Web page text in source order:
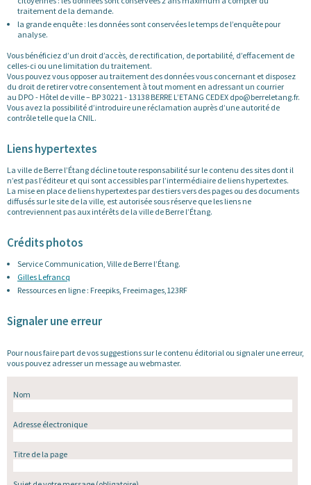
traitement de la demande.
la grande enquête : les données sont conservées le temps de l’enquête pour
analyse.
Vous bénéficiez d’un droit d’accès, de rectification, de portabilité, d’effacement de
celles-ci ou une limitation du traitement.
Vous pouvez vous opposer au traitement des données vous concernant et disposez
du droit de retirer votre consentement à tout moment en adressant un courrier
au DPO - Hôtel de ville – BP 30221 - 13138 BERRE L’ETANG CEDEX dpo@berreletang.fr.
Vous avez la possibilité d’introduire une réclamation auprès d’une autorité de
contrôle telle que la CNIL.
Liens hypertextes
La ville de Berre l’Étang décline toute responsabilité sur le contenu des sites dont il
n’est pas l’éditeur et qui sont accessibles par l’intermédiaire de liens hypertextes.
La mise en place de liens hypertextes par des tiers vers des pages ou des documents
diffusés sur le site de la ville, est autorisée sous réserve que les liens ne
contreviennent pas aux intérêts de la ville de Berre l’Étang.
Crédits photos
Service Communication, Ville de Berre l’Étang.
Gilles Lefrancq
Ressources en ligne : Freepiks, Freeimages,123RF
Signaler une erreur
Pour nous faire part de vos suggestions sur le contenu éditorial ou signaler une erreur,
vous pouvez adresser un message au webmaster.
Nom
Adresse électronique
Titre de la page